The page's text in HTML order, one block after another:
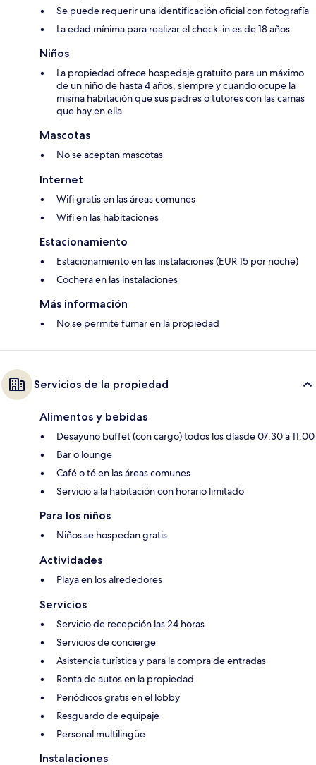
Se puede requerir una identificación oficial con fotografía
La edad mínima para realizar el check-in es de 18 años
Niños
La propiedad ofrece hospedaje gratuito para un máximo
de un niño de hasta 4 años, siempre y cuando ocupe la
misma habitación que sus padres o tutores con las camas
que hay en ella
Mascotas
No se aceptan mascotas
Internet
Wifi gratis en las áreas comunes
Wifi en las habitaciones
Estacionamiento
Estacionamiento en las instalaciones (EUR 15 por noche)
Cochera en las instalaciones
Más información
No se permite fumar en la propiedad
Servicios de la propiedad
Alimentos y bebidas
Desayuno buffet (con cargo) todos los díasde 07:30 a 11:00
Bar o lounge
Café o té en las áreas comunes
Servicio a la habitación con horario limitado
Para los niños
Niños se hospedan gratis
Actividades
Playa en los alrededores
Servicios
Servicio de recepción las 24 horas
Servicios de concierge
Asistencia turística y para la compra de entradas
Renta de autos en la propiedad
Periódicos gratis en el lobby
Resguardo de equipaje
Personal multilingüe
Instalaciones